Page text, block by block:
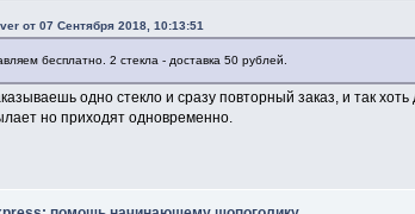
от 07 Сентября 2018, 10:13:51
бесплатно. 2 стекла - доставка 50 рублей.
одно стекло и сразу повторный заказ, и так
но приходят одновременно.